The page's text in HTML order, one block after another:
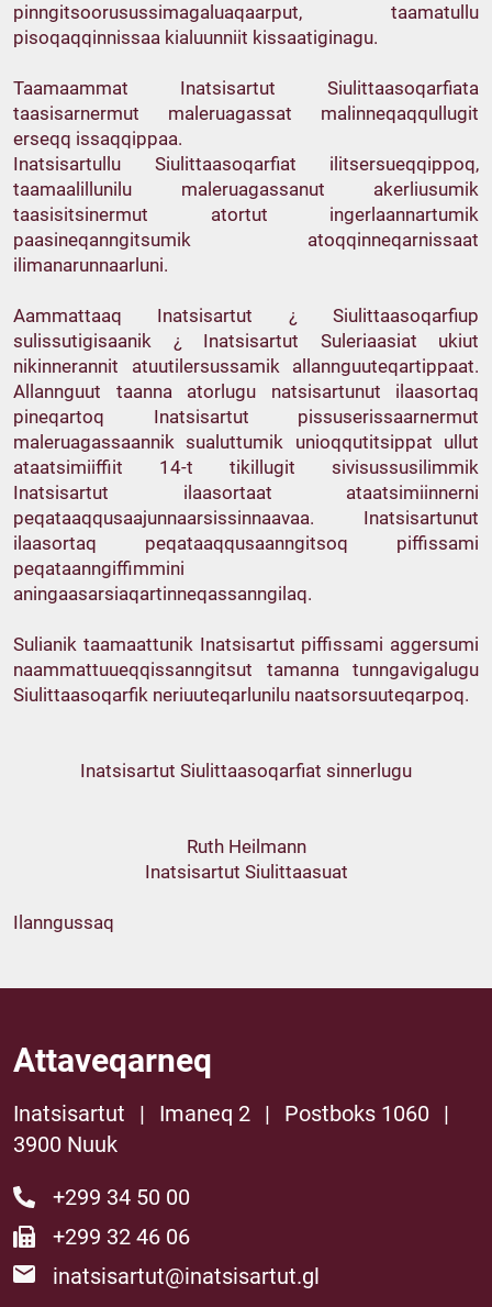
pinngitsoorusussimagaluaqaarput, taamatullu
pisoqaqqinnissaa kialuunniit kissaatiginagu.
Taamaammat Inatsisartut Siulittaasoqarfiata
taasisarnermut maleruagassat malinneqaqqullugit
erseqq issaqqippaa.
Inatsisartullu Siulittaasoqarfiat ilitsersueqqippoq,
taamaalillunilu maleruagassanut akerliusumik
taasisitsinermut atortut ingerlaannartumik
paasineqanngitsumik atoqqinneqarnissaat
ilimanarunnaarluni.
Aammattaaq Inatsisartut ¿ Siulittaasoqarfiup
sulissutigisaanik ¿ Inatsisartut Suleriaasiat ukiut
nikinnerannit atuutilersussamik allannguuteqartippaat.
Allannguut taanna atorlugu natsisartunut ilaasortaq
pineqartoq Inatsisartut pissuserissaarnermut
maleruagassaannik sualuttumik unioqqutitsippat ullut
ataatsimiiffiit 14-t tikillugit sivisussusilimmik
Inatsisartut ilaasortaat ataatsimiinnerni
peqataaqqusaajunnaarsissinnaavaa. Inatsisartunut
ilaasortaq peqataaqqusaanngitsoq piffissami
peqataanngiffimmini
aningaasarsiaqartinneqassanngilaq.
Sulianik taamaattunik Inatsisartut piffissami aggersumi
naammattuueqqissanngitsut tamanna tunngavigalugu
Siulittaasoqarfik neriuuteqarlunilu naatsorsuuteqarpoq.
Inatsisartut Siulittaasoqarfiat sinnerlugu
Ruth Heilmann
Inatsisartut Siulittaasuat
Ilanngussaq
Attaveqarneq
Inatsisartut | Imaneq 2 | Postboks 1060
|
3900 Nuuk
+299 34 50 00
+299 32 46 06
inatsisartut@inatsisartut.gl